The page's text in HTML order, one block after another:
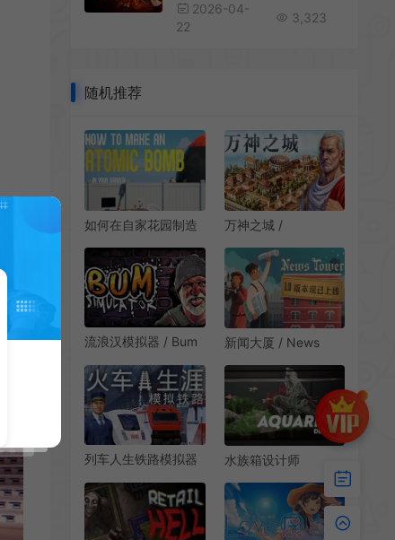
2026-04-
22
3,323
随机推荐
如何在自家花园制造
Make an Atomic
Bomb in Your
Garden 休闲模拟游
万神之城 /
市建设游戏
流浪汉模拟器 / Bum
游戏
新闻大厦 / News
游戏
列车人生铁路模拟器
Railway Simulator)简
中|PC|SIM|火车驾驶
拟真模拟游戏
水族箱设计师
(Aquarium Designer)
简中|PC|SIM|水族箱
模拟设计游戏